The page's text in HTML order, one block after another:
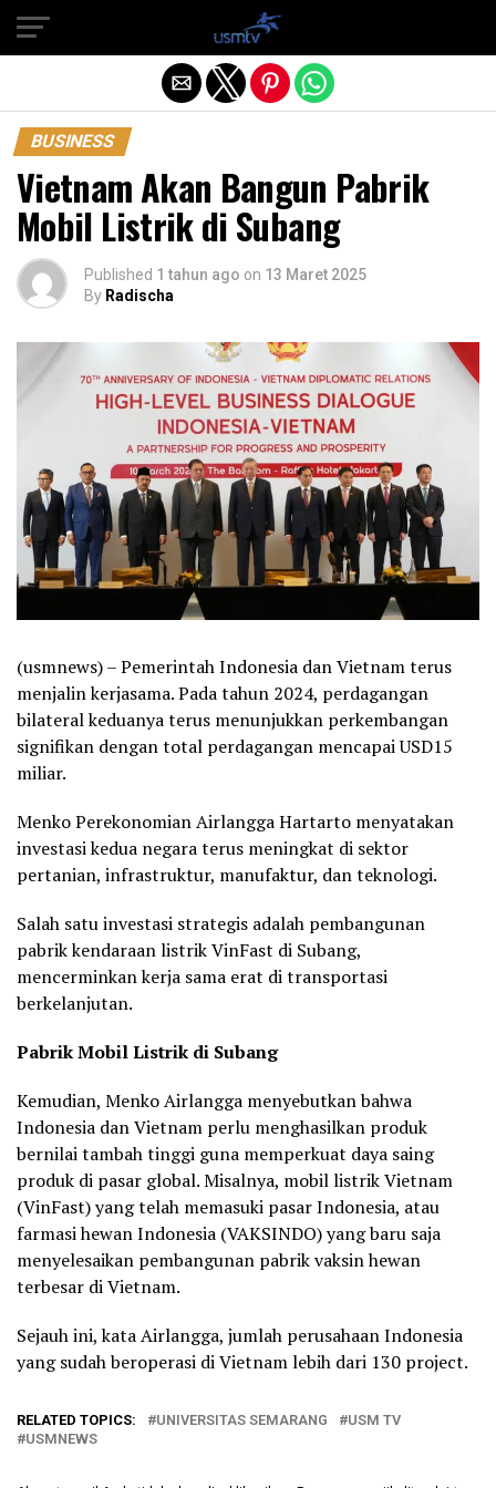
BUSINESS
Vietnam Akan Bangun Pabrik
Mobil Listrik di Subang
Published 1 tahun ago on 13 Maret 2025
By Radischa
(usmnews) – Pemerintah Indonesia dan Vietnam terus
menjalin kerjasama. Pada tahun 2024, perdagangan
bilateral keduanya terus menunjukkan perkembangan
signifikan dengan total perdagangan mencapai USD15
miliar.
Menko Perekonomian Airlangga Hartarto menyatakan
investasi kedua negara terus meningkat di sektor
pertanian, infrastruktur, manufaktur, dan teknologi.
Salah satu investasi strategis adalah pembangunan
pabrik kendaraan listrik VinFast di Subang,
mencerminkan kerja sama erat di transportasi
berkelanjutan.
Pabrik Mobil Listrik di Subang
Kemudian, Menko Airlangga menyebutkan bahwa
Indonesia dan Vietnam perlu menghasilkan produk
bernilai tambah tinggi guna memperkuat daya saing
produk di pasar global. Misalnya, mobil listrik Vietnam
(VinFast) yang telah memasuki pasar Indonesia, atau
farmasi hewan Indonesia (VAKSINDO) yang baru saja
menyelesaikan pembangunan pabrik vaksin hewan
terbesar di Vietnam.
Sejauh ini, kata Airlangga, jumlah perusahaan Indonesia
yang sudah beroperasi di Vietnam lebih dari 130 project.
RELATED TOPICS: UNIVERSITAS SEMARANG
USM TV
USMNEWS
Exit mobile version